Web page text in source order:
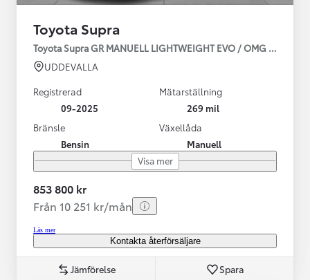
Toyota Supra
Toyota Supra GR MANUELL LIGHTWEIGHT EVO / OMG LEV!
UDDEVALLA
Registrerad
09-2025
Mätarställning
269 mil
Bränsle
Bensin
Växellåda
Manuell
Visa mer
853 800 kr
Från 10 251 kr/mån
Läs mer
Kontakta återförsäljare
Jämförelse Spara